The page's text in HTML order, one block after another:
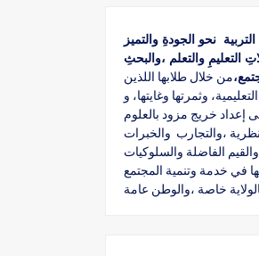
نحو الجودةِ والتميز
التعليمِ والتعلم ،والبحثِ
من خلال طلابها اللذين
وثمرتها وغايتها، و
إعداد خريج مزود بالعلوم
،والتجارب والخبرات
الفاضلة والسلوكيات
في خدمة وتنمية المجتمع